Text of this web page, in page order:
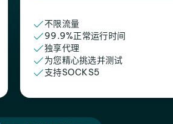
不限流量
99.9%正常运行时间
独享代理
为您精心挑选并测试
支持SOCKS5